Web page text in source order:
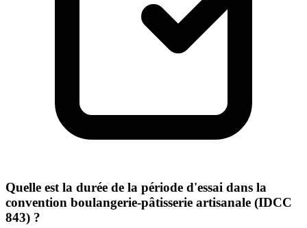
Quelle est la durée de la période d'essai dans la
convention boulangerie-pâtisserie artisanale (IDCC
843) ?